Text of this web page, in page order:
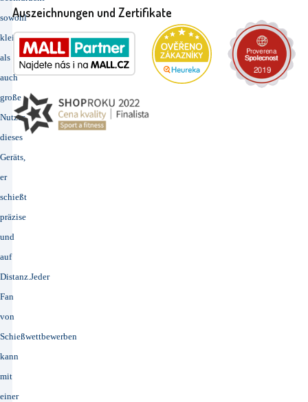
sowohl
kleine
als
auch
große
Nutzer
dieses
Geräts,
er
schießt
präzise
und
auf
Distanz.Jeder
Fan
von
Schießwettbewerben
kann
mit
einer
Auszeichnungen und Zertifikate